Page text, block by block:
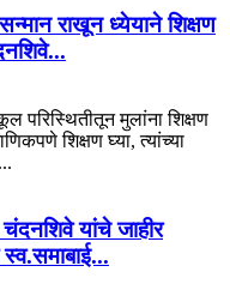
सन्मान राखून ध्येयाने शिक्षण
परिस्थितीतून मुलांना शिक्षण
शिक्षण घ्या, त्यांच्या
यांचे जाहीर